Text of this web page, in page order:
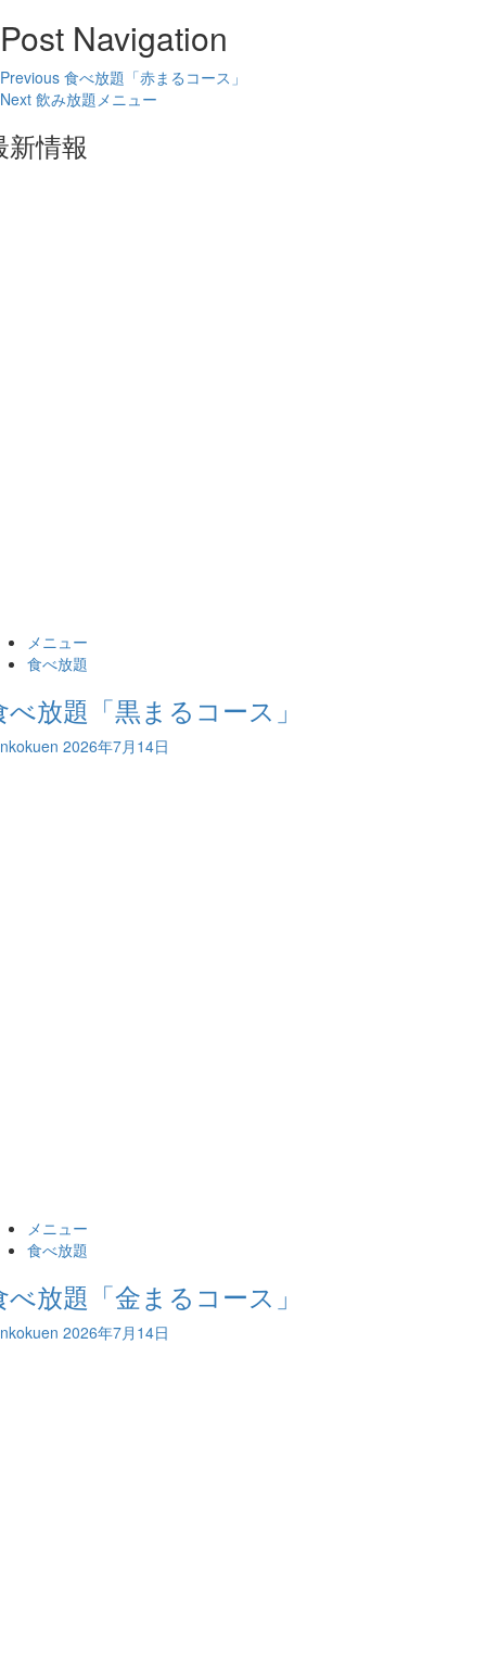
Post Navigation
Previous 食べ放題「赤まるコース」
Next 飲み放題メニュー
新情報
メニュー
食べ放題
べ放題「黒まるコース」
2026年7月14日
メニュー
食べ放題
べ放題「金まるコース」
2026年7月14日